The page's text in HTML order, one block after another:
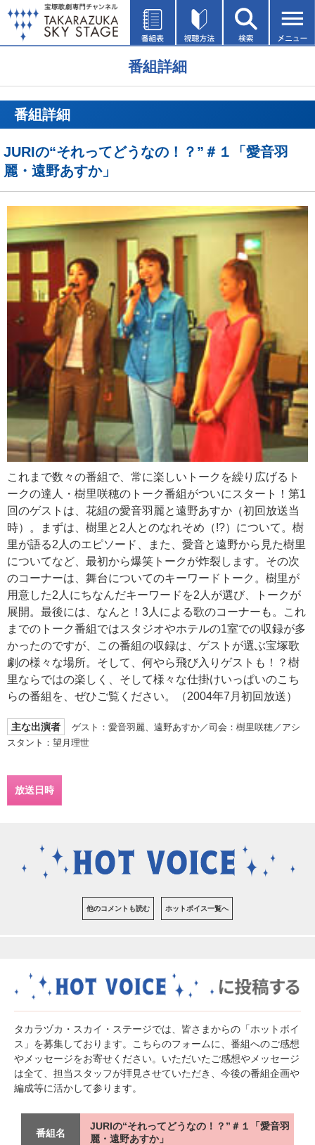
番組詳細
番組詳細
JURIの“それってどうなの！？”＃１「愛音羽
麗・遠野あすか」
これまで数々の番組で、常に楽しいトークを繰り広げるト
ークの達人・樹里咲穂のトーク番組がついにスタート！第1
回のゲストは、花組の愛音羽麗と遠野あすか（初回放送当
時）。まずは、樹里と2人とのなれそめ（!?）について。樹
里が語る2人のエピソード、また、愛音と遠野から見た樹里
についてなど、最初から爆笑トークが炸裂します。その次
のコーナーは、舞台についてのキーワードトーク。樹里が
用意した2人にちなんだキーワードを2人が選び、トークが
展開。最後には、なんと！3人による歌のコーナーも。これ
までのトーク番組ではスタジオやホテルの1室での収録が多
かったのですが、この番組の収録は、ゲストが選ぶ宝塚歌
劇の様々な場所。そして、何やら飛び入りゲストも！？樹
里ならではの楽しく、そして様々な仕掛けいっぱいのこち
らの番組を、ぜひご覧ください。（2004年7月初回放送）
主な出演者
ゲスト：愛音羽麗、遠野あすか／司会：樹里咲穂／アシ
スタント：望月理世
放送日時
他のコメントも読む ホットボイス一覧へ
タカラヅカ・スカイ・ステージでは、皆さまからの「ホットボイ
ス」を募集しております。こちらのフォームに、番組へのご感想
やメッセージをお寄せください。いただいたご感想やメッセージ
は全て、担当スタッフが拝見させていただき、今後の番組企画や
編成等に活かして参ります。
番組名
JURIの“それってどうなの！？”＃１「愛音羽
麗・遠野あすか」